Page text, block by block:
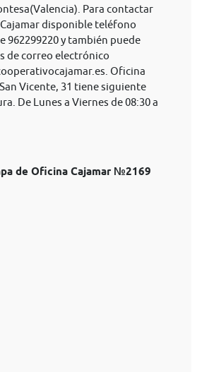
Para contactar
disponible teléfono
962299220 y también puede
de correo electrónico
. Oficina
Vicente, 31 tiene siguiente
De Lunes a Viernes de 08:30 a
de Oficina Cajamar №2169